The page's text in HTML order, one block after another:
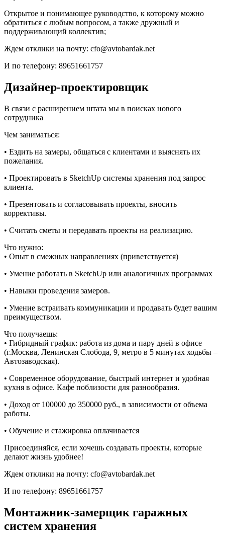
Открытое и понимающее руководство, к которому можно
обратиться с любым вопросом, а также дружный и
поддерживающий коллектив;
Ждем отклики на почту: cfo@avtobardak.net
И по телефону: 89651661757
Дизайнер-проектировщик
В связи с расширением штата мы в поисках нового
сотрудника
Чем заниматься:
• Ездить на замеры, общаться с клиентами и выяснять их
пожелания.
• Проектировать в SketchUp системы хранения под запрос
клиента.
• Презентовать и согласовывать проекты, вносить
коррективы.
• Считать сметы и передавать проекты на реализацию.
Что нужно:
• Опыт в смежных направлениях (приветствуется)
• Умение работать в SketchUp или аналогичных программах
• Навыки проведения замеров.
• Умение встраивать коммуникации и продавать будет вашим
преимуществом.
Что получаешь:
• Гибридный график: работа из дома и пару дней в офисе
(г.Москва, Ленинская Слобода, 9, метро в 5 минутах ходьбы –
Автозаводская).
• Современное оборудование, быстрый интернет и удобная
кухня в офисе. Кафе поблизости для разнообразия.
• Доход от 100000 до 350000 руб., в зависимости от объема
работы.
• Обучение и стажировка оплачивается
Присоединяйся, если хочешь создавать проекты, которые
делают жизнь удобнее!
Ждем отклики на почту: cfo@avtobardak.net
И по телефону: 89651661757
Монтажник-замерщик гаражных
систем хранения